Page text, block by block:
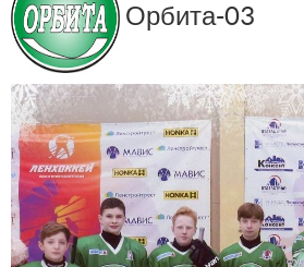
Орбита-03